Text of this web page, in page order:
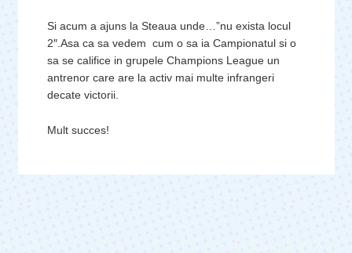
Si acum a ajuns la Steaua unde…”nu exista locul
2″.Asa ca sa vedem cum o sa ia Campionatul si o
sa se califice in grupele Champions League un
antrenor care are la activ mai multe infrangeri
decate victorii.
Mult succes!